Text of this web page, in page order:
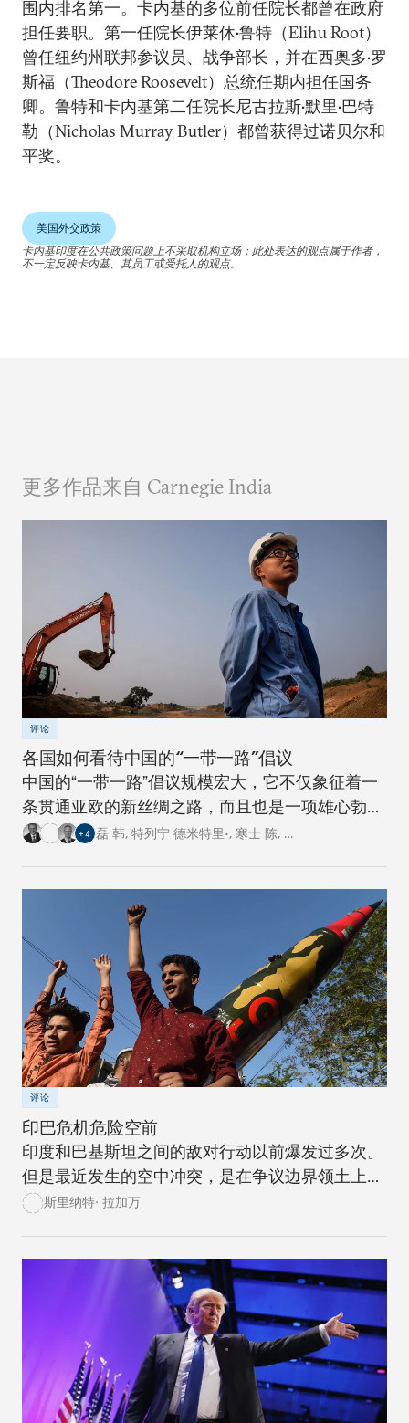
围内排名第一。卡内基的多位前任院长都曾在政府
担任要职。第一任院长伊莱休•鲁特（Elihu Root）
曾任纽约州联邦参议员、战争部长，并在西奥多•罗
斯福（Theodore Roosevelt）总统任期内担任国务
卿。鲁特和卡内基第二任院长尼古拉斯•默里•巴特
勒（Nicholas Murray Butler）都曾获得过诺贝尔和
平奖。
美国外交政策
卡内基印度在公共政策问题上不采取机构立场；此处表达的观点属于作者，
不一定反映卡内基、其员工或受托人的观点。
更多作品来自 Carnegie India
评论
各国如何看待中国的“一带一路”倡议
中国的“一带一路”倡议规模宏大，它不仅象征着一
条贯通亚欧的新丝绸之路，而且也是一项雄心勃勃
的跨国基础设施建设工程。对此，卡内基四个研究
+4 磊 韩, 特列宁 德米特里•, 寒士 陈, …
评论
印巴危机危险空前
印度和巴基斯坦之间的敌对行动以前爆发过多次。
但是最近发生的空中冲突，是在争议边界领土上爆
发冲突的升级，后果危险。
斯里纳特· 拉加万